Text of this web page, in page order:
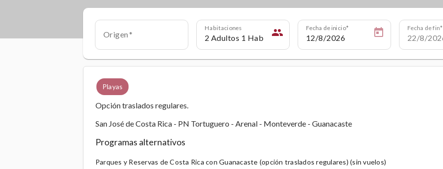
Origen
Habitaciones people Fecha de inicio Fecha de fin
Playas
Opción traslados regulares.
San José de Costa Rica - PN Tortuguero - Arenal - Monteverde - Guanacaste
Programas alternativos
Parques y Reservas de Costa Rica con Guanacaste (opción traslados regulares) (sin vuelos)